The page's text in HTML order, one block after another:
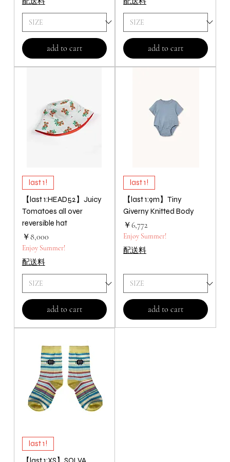
add to cart add to cart
last 1!
【last 1:HEAD52】Juicy
Tomatoes all over
reversible hat
価格
￥8,000
Enjoy Summer!
配送料
add to cart
last 1!
【last 1:9m】Tiny
Giverny Knitted Body
価格
￥6,772
Enjoy Summer!
配送料
add to cart
last 1!